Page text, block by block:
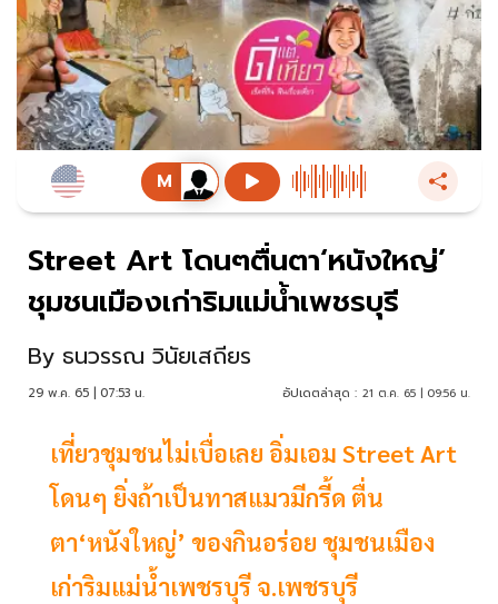
Street Art โดนๆตื่นตา‘หนังใหญ่’
ชุมชนเมืองเก่าริมแม่นํ้าเพชรบุรี
By ธนวรรณ วินัยเสถียร
29 พ.ค. 65 | 07:53 น. อัปเดตล่าสุด : 21 ต.ค. 65 | 09:56 น.
เที่ยวชุมชนไม่เบื่อเลย อิ่มเอม Street Art
โดนๆ ยิ่งถ้าเป็นทาสแมวมีกรี้ด ตื่น
ตา‘หนังใหญ่’ ของกินอร่อย ชุมชนเมือง
เก่าริมแม่นํ้าเพชรบุรี จ.เพชรบุรี